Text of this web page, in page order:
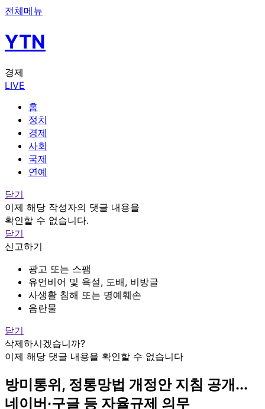
전체메뉴
YTN
경제
LIVE
홈
정치
경제
사회
국제
연예
닫기
이제 해당 작성자의 댓글 내용을
확인할 수 없습니다.
닫기
신고하기
광고 또는 스팸
유언비어 및 욕설, 도배, 비방글
사생활 침해 또는 명예훼손
음란물
닫기
삭제하시겠습니까?
이제 해당 댓글 내용을 확인할 수 없습니다
방미통위, 정통망법 개정안 지침 공개...
네이버·구글 등 자율규제 의무